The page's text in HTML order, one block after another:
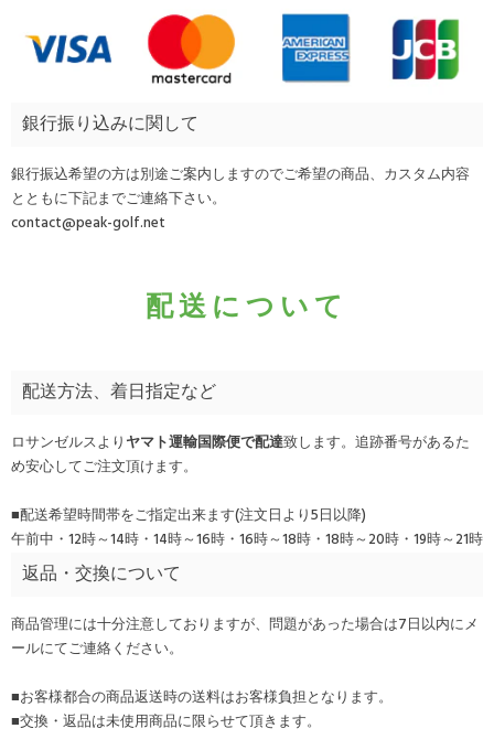
銀行振り込みに関して
銀行振込希望の方は別途ご案内しますのでご希望の商品、カスタム内容
とともに下記までご連絡下さい。
contact@peak-golf.net
配送について
配送方法、着日指定など
ロサンゼルスよりヤマト運輸国際便で配達致します。追跡番号があるた
め安心してご注文頂けます。
■配送希望時間帯をご指定出来ます(注文日より5日以降)
午前中・12時～14時・14時～16時・16時～18時・18時～20時・19時～21時
返品・交換について
商品管理には十分注意しておりますが、問題があった場合は7日以内にメ
ールにてご連絡ください。
■お客様都合の商品返送時の送料はお客様負担となります。
■交換・返品は未使用商品に限らせて頂きます。